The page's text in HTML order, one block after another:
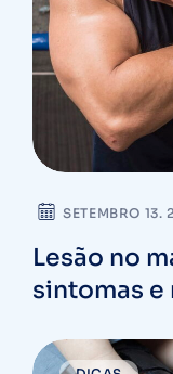
SETEMBRO 13.
Lesão no
sintomas